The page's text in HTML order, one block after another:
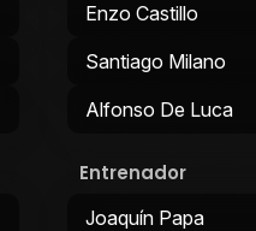
Enzo Castillo
Santiago Milano
Alfonso De Luca
Entrenador
Joaquín Papa